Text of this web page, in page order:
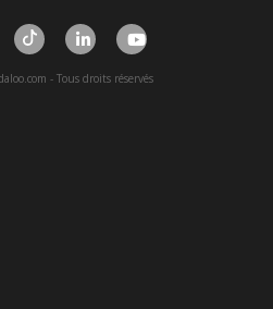
- Tous droits réservés